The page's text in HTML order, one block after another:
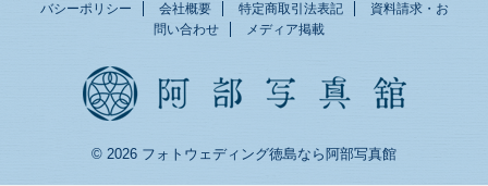
バシーポリシー
会社概要 特定商取引法表記
資料請求・お
問い合わせ
メディア掲載
© 2026 フォトウェディング徳島なら阿部写真館